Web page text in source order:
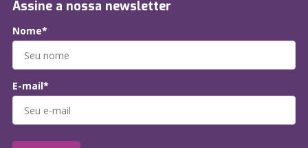
Assine a nossa newsletter
Nome*
E-mail*